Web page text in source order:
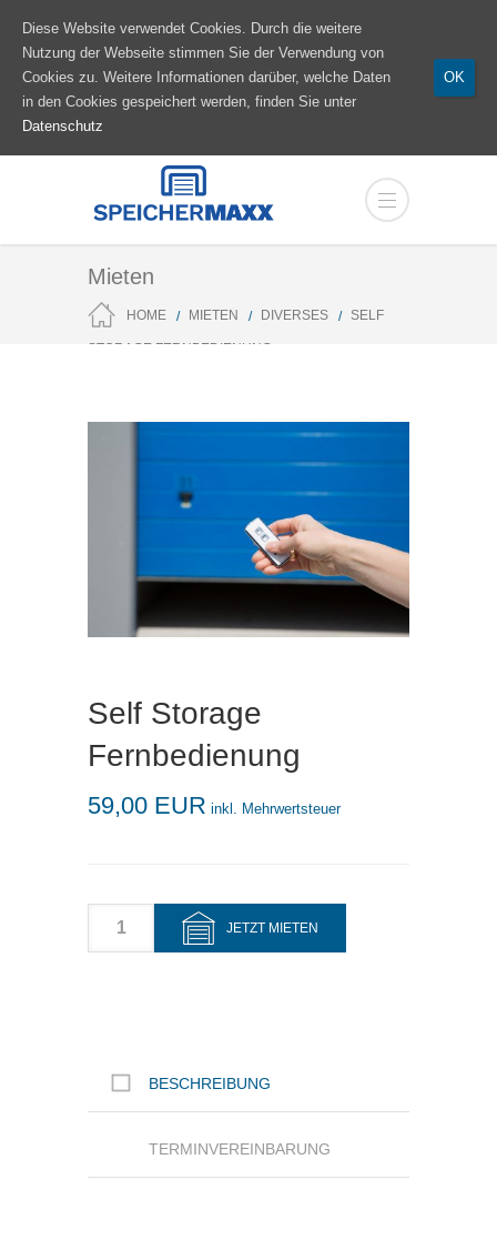
Mieten
HOME MIETEN DIVERSES SELF
STORAGE FERNBEDIENUNG
Self Storage
Fernbedienung
59,00 EUR inkl. Mehrwertsteuer
JETZT MIETEN
BESCHREIBUNG
TERMINVEREINBARUNG
Diese Website verwendet Cookies. Durch die weitere
Nutzung der Webseite stimmen Sie der Verwendung von
Cookies zu. Weitere Informationen darüber, welche Daten
in den Cookies gespeichert werden, finden Sie unter
Datenschutz
OK